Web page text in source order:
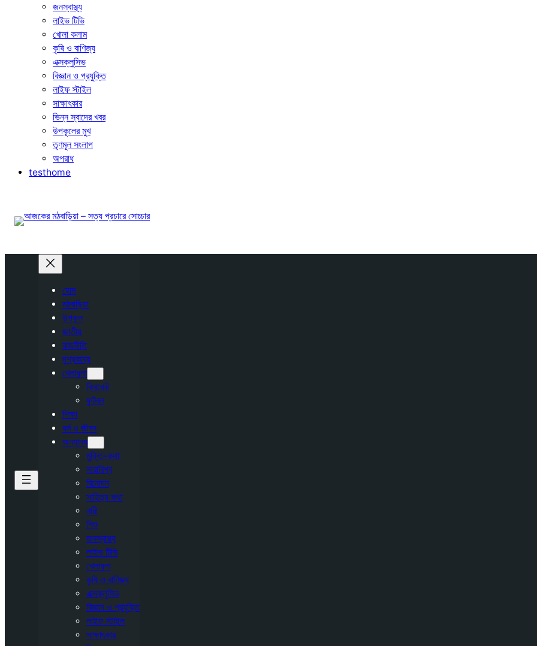
জনস্বাস্থ্য
লাইভ টিভি
খোলা কলাম
কৃষি ও বাণিজ্য
এক্সক্লুসিভ
বিজ্ঞান ও প্রযুক্তি
লাইফ স্টাইল
সাক্ষাৎকার
ভিন্ন স্বাদের খবর
উপকূলের মুখ
তৃণমূল সংলাপ
অপরাধ
testhome
হোম
মঠবাড়িয়া
উপকূল
জাতীয়
রাজনীতি
দৃশ্যকাব্য
খেলাধুলা
ক্রিকেট
ফুটবল
শিক্ষা
ধর্ম ও জীবন
অন্যান্য
মুক্তি-কথা
সারাবিশ্ব
বিনোদন
সাহিত্য কথা
নারী
শিশু
জনস্বাস্থ্য
লাইভ টিভি
খেলাধুলা
কৃষি ও বাণিজ্য
এক্সক্লুসিভ
বিজ্ঞান ও প্রযুক্তি
লাইফ স্টাইল
সাক্ষাৎকার